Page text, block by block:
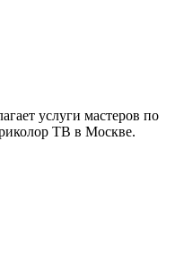
услуги мастеров по
ТВ в Москве.